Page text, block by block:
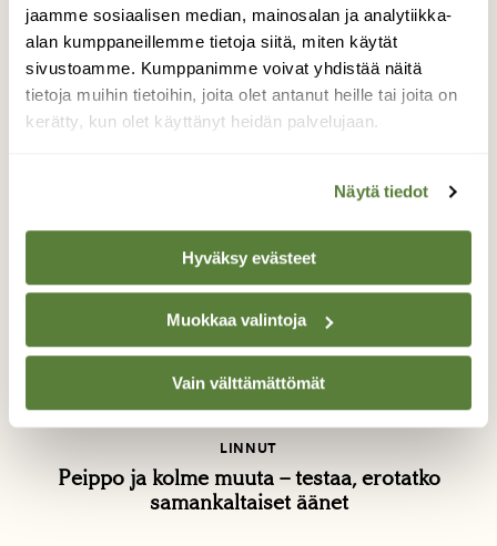
jaamme sosiaalisen median, mainosalan ja analytiikka-
alan kumppaneillemme tietoja siitä, miten käytät
sivustoamme. Kumppanimme voivat yhdistää näitä
tietoja muihin tietoihin, joita olet antanut heille tai joita on
kerätty, kun olet käyttänyt heidän palvelujaan.
Näytä tiedot
Hyväksy evästeet
Muokkaa valintoja
Vain välttämättömät
MUUT ELÄIMET
Kuuntele: Lukija taltioi äärimmäisen
harvinaisen muikun laulun
LINNUT
Peippo ja kolme muuta – testaa, erotatko
samankaltaiset äänet